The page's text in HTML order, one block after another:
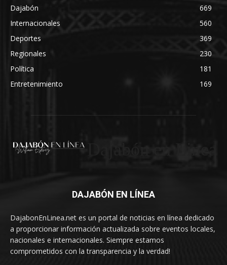
Dajabón
669
Internacionales
560
Deportes
369
Regionales
230
Política
181
Entretenimiento
169
DAJABÓN EN LÍNEA
DajabonEnLinea.net es un portal de noticias en línea dedicado
a proporcionar información actualizada sobre eventos locales,
nacionales e internacionales. Siempre estamos
comprometidos con la transparencia y la verdad!